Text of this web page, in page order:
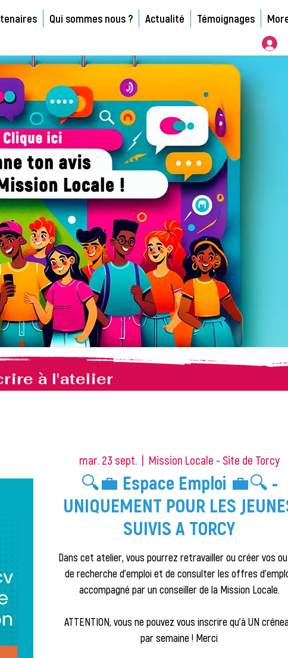
Qui sommes nous ? Actualité Témoignages
à l'atelier
mar. 23 sept.
  |
Mission Locale - Site de Torcy
🔍💼 Espace Emploi 💼🔍 -
UNIQUEMENT POUR LES
SUIVIS A TORCY
Dans cet atelier, vous pourrez retravailler ou créer vos
de recherche d'emploi et de consulter les offres
accompagné par un conseiller de la Mission Locale.
ATTENTION, vous ne pouvez vous inscrire qu'à UN
par semaine ! Merci